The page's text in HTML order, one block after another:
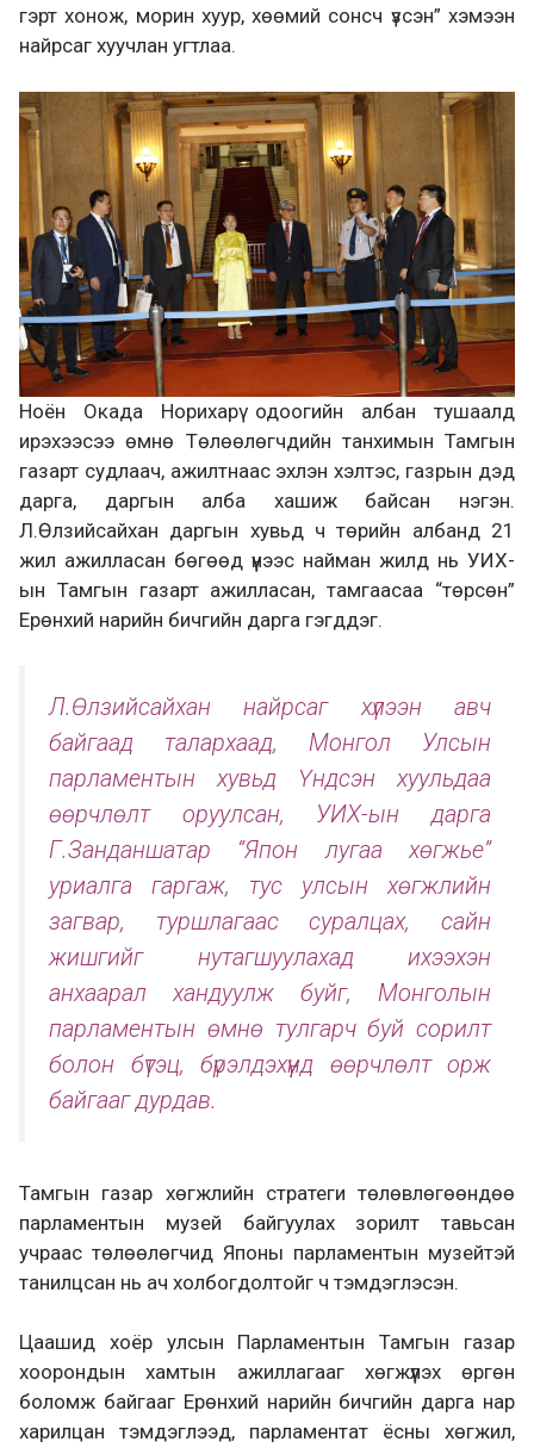
гэрт хонож, морин хуур, хөөмий сонсч үзсэн” хэмээн
найрсаг хуучлан угтлаа.
Ноён Окада Норихарү одоогийн албан тушаалд
ирэхээсээ өмнө Төлөөлөгчдийн танхимын Тамгын
газарт судлаач, ажилтнаас эхлэн хэлтэс, газрын дэд
дарга, даргын алба хашиж байсан нэгэн.
Л.Өлзийсайхан даргын хувьд ч төрийн албанд 21
жил ажилласан бөгөөд үүнээс найман жилд нь УИХ-
ын Тамгын газарт ажилласан, тамгаасаа “төрсөн”
Ерөнхий нарийн бичгийн дарга гэгддэг.
Л.Өлзийсайхан найрсаг хүлээн авч
байгаад талархаад, Монгол Улсын
парламентын хувьд Үндсэн хуульдаа
өөрчлөлт оруулсан, УИХ-ын дарга
Г.Занданшатар “Япон лугаа хөгжье”
уриалга гаргаж, тус улсын хөгжлийн
загвар, туршлагаас суралцах, сайн
жишгийг нутагшуулахад ихээхэн
анхаарал хандуулж буйг, Монголын
парламентын өмнө тулгарч буй сорилт
болон бүтэц, бүрэлдэхүүнд өөрчлөлт орж
байгааг дурдав.
Тамгын газар хөгжлийн стратеги төлөвлөгөөндөө
парламентын музей байгуулах зорилт тавьсан
учраас төлөөлөгчид Японы парламентын музейтэй
танилцсан нь ач холбогдолтойг ч тэмдэглэсэн.
Цаашид хоёр улсын Парламентын Тамгын газар
хоорондын хамтын ажиллагааг хөгжүүлэх өргөн
боломж байгааг Ерөнхий нарийн бичгийн дарга нар
харилцан тэмдэглээд, парламентат ёсны хөгжил,